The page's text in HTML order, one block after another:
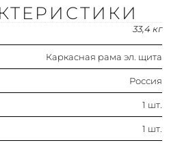
33,4 кг
Каркасная рама эл. щита
Россия
1 шт.
1 шт.